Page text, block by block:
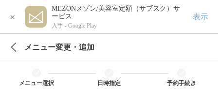
×
MEZONメゾン/美容室定額（サブスク）サ
ービス
入手 - Google Play
表示
メニュー変更・追加
メニュー選択 日時指定 予約手続き